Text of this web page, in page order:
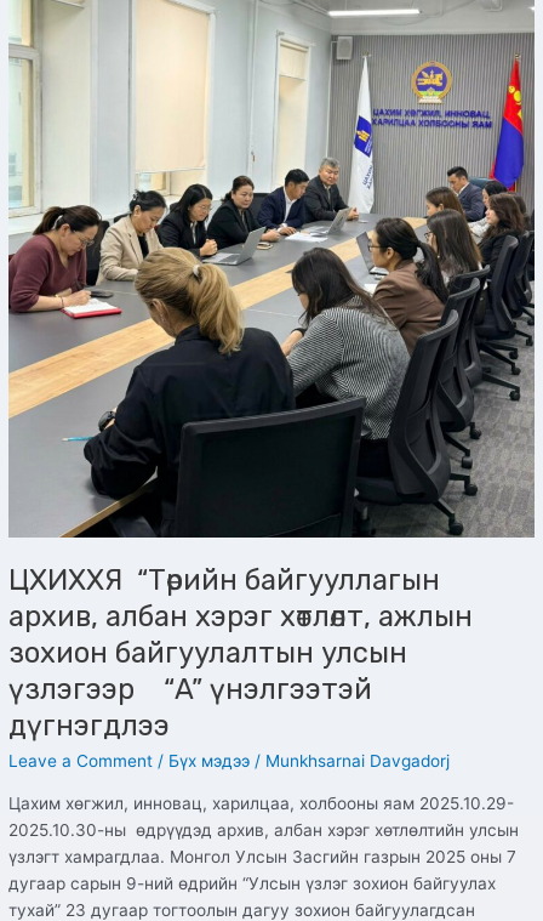
ЦХИХХЯ “Төрийн байгууллагын
архив, албан хэрэг хөтлөлт, ажлын
зохион байгуулалтын улсын
үзлэгээр “A” үнэлгээтэй
дүгнэгдлээ
Leave a Comment / Бүх мэдээ / Munkhsarnai Davgadorj
Цахим хөгжил, инновац, харилцаа, холбооны яам 2025.10.29-
2025.10.30-ны өдрүүдэд архив, албан хэрэг хөтлөлтийн улсын
үзлэгт хамрагдлаа. Монгол Улсын Засгийн газрын 2025 оны 7
дугаар сарын 9-ний өдрийн “Улсын үзлэг зохион байгуулах
тухай” 23 дугаар тогтоолын дагуу зохион байгуулагдсан
хөтлөлт,
ажлын
зохион
байгуулалтын
“A”
үнэлгээтэй
дүгнэгдлээ